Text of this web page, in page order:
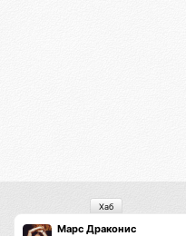
Марс Драконис
Хаб